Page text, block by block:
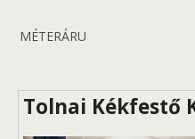
MÉTERÁRU
Tolnai Kékfestő